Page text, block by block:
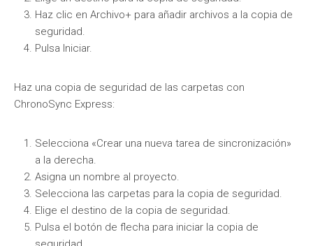
Haz clic en Archivo+ para añadir archivos a la copia de
seguridad.
Pulsa Iniciar.
Haz una copia de seguridad de las carpetas con
ChronoSync Express:
Selecciona «Crear una nueva tarea de sincronización»
a la derecha.
Asigna un nombre al proyecto.
Selecciona las carpetas para la copia de seguridad.
Elige el destino de la copia de seguridad.
Pulsa el botón de flecha para iniciar la copia de